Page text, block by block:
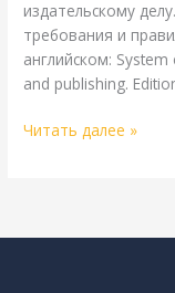
издательскому
требования и
английском:
and publishing.
Читать далее »